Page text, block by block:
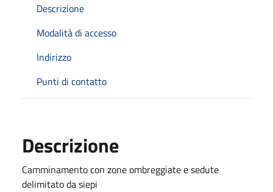
Descrizione
Modalità di accesso
Indirizzo
Punti di contatto
Descrizione
Camminamento con zone ombreggiate e sedute
delimitato da siepi